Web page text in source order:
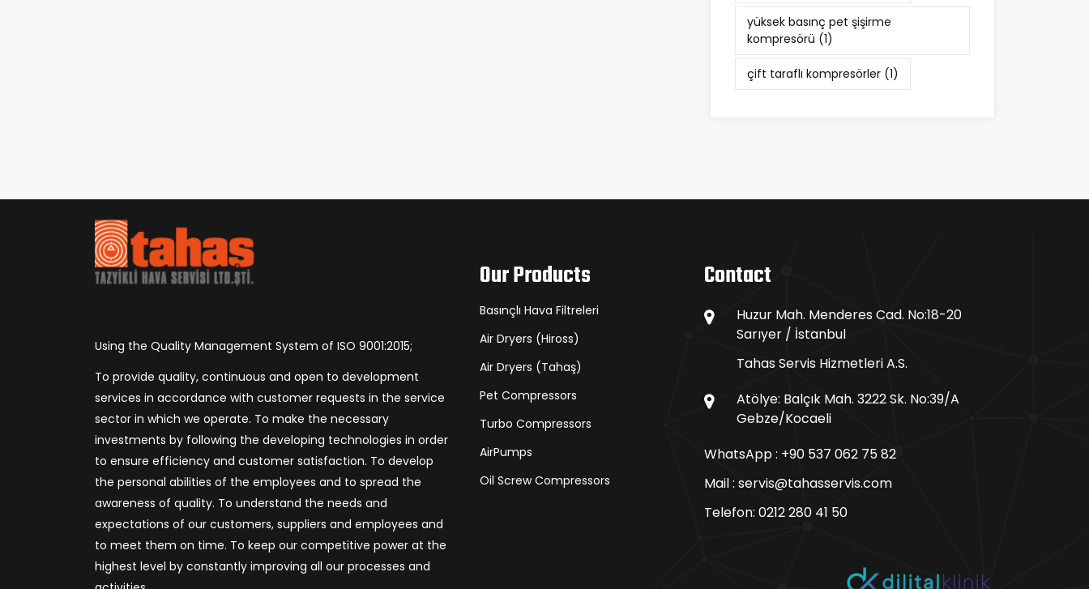
yüksek basınç pet şişirme
kompresörü (1)
çift taraflı kompresörler (1)
Using the Quality Management System of ISO 9001:2015;
To provide quality, continuous and open to development
services in accordance with customer requests in the service
sector in which we operate. To make the necessary
investments by following the developing technologies in order
to ensure efficiency and customer satisfaction. To develop
the personal abilities of the employees and to spread the
awareness of quality. To understand the needs and
expectations of our customers, suppliers and employees and
to meet them on time. To keep our competitive power at the
highest level by constantly improving all our processes and
Our Products
Basınçlı Hava Filtreleri
Air Dryers (Hiross)
Air Dryers (Tahaş)
Pet Compressors
Turbo Compressors
AirPumps
Oil Screw Compressors
Contact
Huzur Mah. Menderes Cad. No:18-20
Sarıyer / İstanbul
Tahas Servis Hizmetleri A.S.
Atölye: Balçık Mah. 3222 Sk. No:39/A
Gebze/Kocaeli
WhatsApp : +90 537 062 75 82
Mail : servis@tahasservis.com
Telefon:0212 280 41 50